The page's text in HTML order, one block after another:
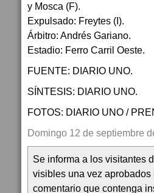
y Mosca (F).
Expulsado: Freytes (I).
Árbitro: Andrés Gariano.
Estadio: Ferro Carril Oeste.
FUENTE: DIARIO UNO.
SÍNTESIS: DIARIO UNO.
FOTOS: DIARIO UNO /
Domingo 12 de septiembre
Se informa a los visitantes
visibles una vez
comentario que contenga